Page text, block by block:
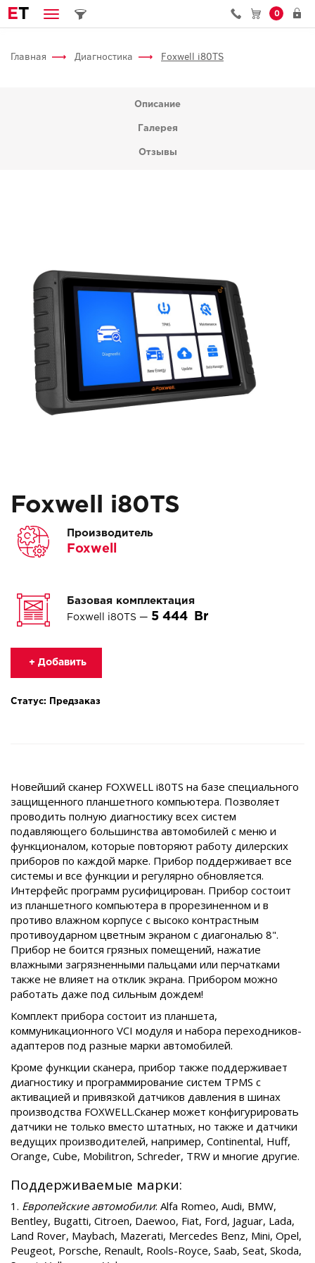
ET 0
Главная Диагностика Foxwell i80TS
Описание
Галерея
Отзывы
Foxwell i80TS
Производитель
Foxwell
Базовая комплектация
Foxwell i80TS — 5 444
+ Добавить
Статус: Предзаказ
Новейший сканер FOXWELL i80TS на базе специального
защищенного планшетного компьютера. Позволяет
проводить полную диагностику всех систем
подавляющего большинства автомобилей с меню и
функционалом, которые повторяют работу дилерских
приборов по каждой марке. Прибор поддерживает все
системы и все функции и регулярно обновляется.
Интерфейс программ русифицирован. Прибор состоит
из планшетного компьютера в прорезиненном и в
противо влажном корпусе с высоко контрастным
противоударном цветным экраном с диагональю 8".
Прибор не боится грязных помещений, нажатие
влажными загрязненными пальцами или перчатками
также не влияет на отклик экрана. Прибором можно
работать даже под сильным дождем!
Комплект прибора состоит из планшета,
коммуникационного VCI модуля и набора переходников-
адаптеров под разные марки автомобилей.
Кроме функции сканера, прибор также поддерживает
диагностику и программирование систем TPMS с
активацией и привязкой датчиков давления в шинах
производства FOXWELL.Сканер может конфигурировать
датчики не только вместо штатных, но также и датчики
ведущих производителей, например, Continental, Huff,
Orange, Cube, Mobilitron, Schreder, TRW и многие другие.
Поддерживаемые марки:
1. Европейские автомобили: Alfa Romeo, Audi, BMW,
Bentley, Bugatti, Citroen, Daewoo, Fiat, Ford, Jaguar, Lada,
Land Rover, Maybach, Mazerati, Mercedes Benz, Mini, Opel,
Peugeot, Porsche, Renault, Rools-Royce, Saab, Seat, Skoda,